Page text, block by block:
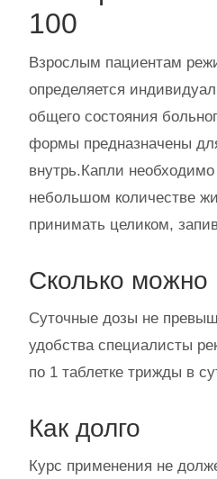
100
Взрослым пациентам
определяется
общего состояния
формы предназначены
внутрь.Капли необходимо
небольшом количестве
принимать целиком,
Сколько можно
Суточные дозы не
удобства специалисты
по 1 таблетке трижды в
Как долго
Курс применения не